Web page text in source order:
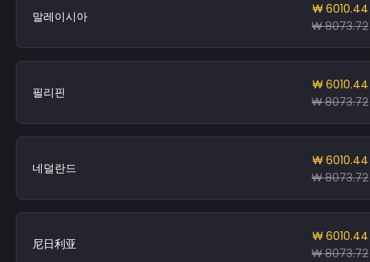
말레이시아
₩ 6010.44
₩ 8073.72
필리핀
₩ 6010.44
₩ 8073.72
네덜란드
₩ 6010.44
₩ 8073.72
尼日利亚
₩ 6010.44
₩ 8073.72